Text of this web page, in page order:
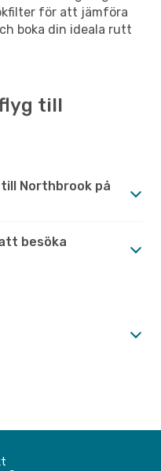
för att jämföra
boka din ideala rutt
till
Northbrook på
besöka